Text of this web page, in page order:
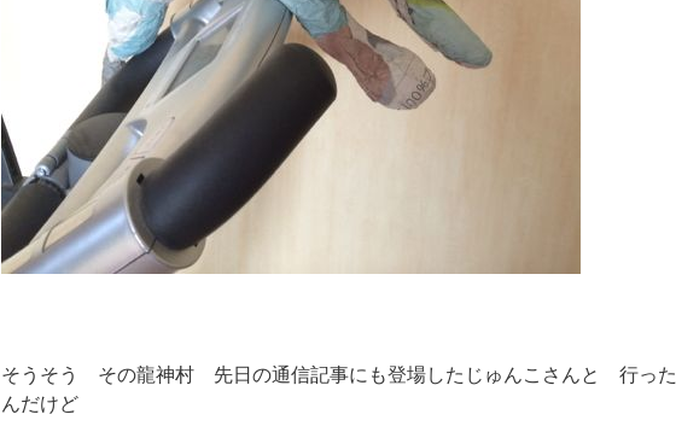
そうそう その龍神村 先日の通信記事にも登場したじゅんこさんと 行った
んだけど